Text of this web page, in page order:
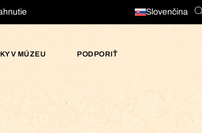
Slovenčina
V MÚZEU PODPORIŤ